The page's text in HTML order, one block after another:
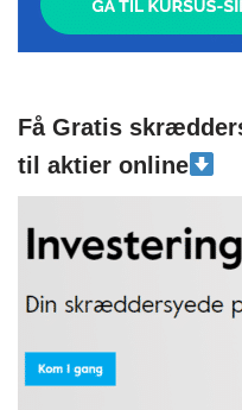
Få Gratis
til aktier online